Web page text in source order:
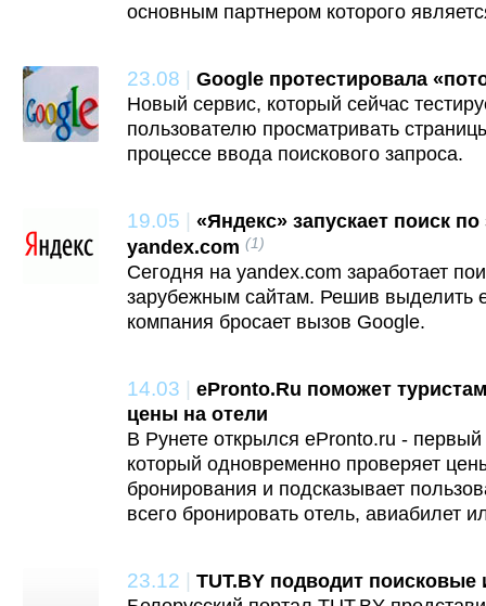
основным партнером которого
23.08 | Google протестировала
Новый сервис, который сейчас
пользователю просматривать
процессе ввода поискового запроса.
19.05 | «Яндекс» запускает поиск
yandex.com (1)
Сегодня на yandex.com заработает
зарубежным сайтам. Решив выделить
компания бросает вызов Google.
14.03 | ePronto.Ru поможет
цены на отели
В Рунете открылся ePronto.ru -
который одновременно проверяет
бронирования и подсказывает
всего бронировать отель, авиабилет
23.12 | TUT.BY подводит поисковые